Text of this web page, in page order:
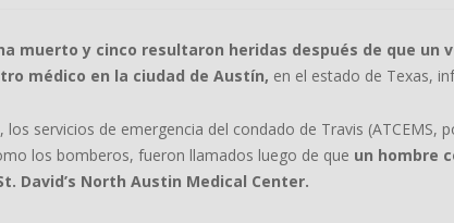
muerto y cinco resultaron heridas después de que un
médico en la ciudad de Austín, en el estado de Texas,
servicios de emergencia del condado de Travis (ATCEMS,
los bomberos, fueron llamados luego de que un hombre
David’s North Austin Medical Center.